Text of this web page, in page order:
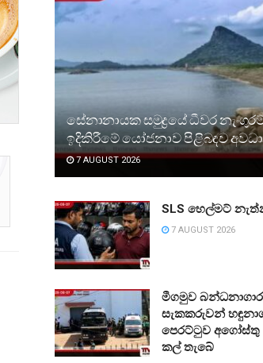
සේනානායක සමුද්‍රයේ ධීවර
ඉදිකිරීමේ යෝජනාව පිළිබඳව
7 AUGUST 2026
SLS හෙල්මට්
7 AUGUST 2026
මීගමුව
සැකකරුවන්
පෙරට්ටුව අගෝස්තු
කල් තැබේ